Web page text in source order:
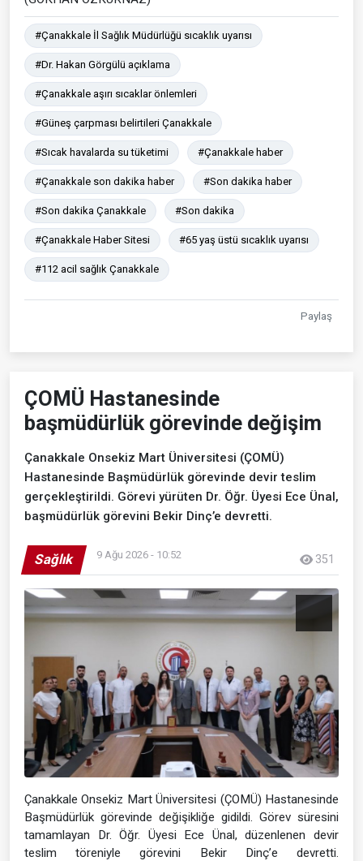
#Çanakkale İl Sağlık Müdürlüğü sıcaklık uyarısı
#Dr. Hakan Görgülü açıklama
#Çanakkale aşırı sıcaklar önlemleri
#Güneş çarpması belirtileri Çanakkale
#Sıcak havalarda su tüketimi #Çanakkale haber
#Çanakkale son dakika haber #Son dakika haber
#Son dakika Çanakkale #Son dakika
#Çanakkale Haber Sitesi #65 yaş üstü sıcaklık uyarısı
#112 acil sağlık Çanakkale
Paylaş
ÇOMÜ Hastanesinde
başmüdürlük görevinde değişim
Çanakkale Onsekiz Mart Üniversitesi (ÇOMÜ)
Hastanesinde Başmüdürlük görevinde devir teslim
gerçekleştirildi. Görevi yürüten Dr. Öğr. Üyesi Ece Ünal,
başmüdürlük görevini Bekir Dinç’e devretti.
Sağlık 9 Ağu 2026 - 10:52 351
Çanakkale Onsekiz Mart Üniversitesi (ÇOMÜ) Hastanesinde
Başmüdürlük görevinde değişikliğe gidildi. Görev süresini
tamamlayan Dr. Öğr. Üyesi Ece Ünal, düzenlenen devir
teslim töreniyle görevini Bekir Dinç’e devretti.